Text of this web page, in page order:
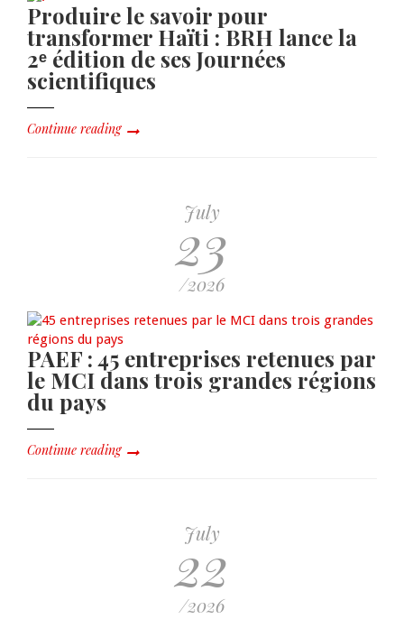
Produire le savoir pour
transformer Haïti : BRH lance la
2ᵉ édition de ses Journées
scientifiques
Continue reading
July
23
/2026
PAEF : 45 entreprises retenues par
le MCI dans trois grandes régions
du pays
Continue reading
July
22
/2026